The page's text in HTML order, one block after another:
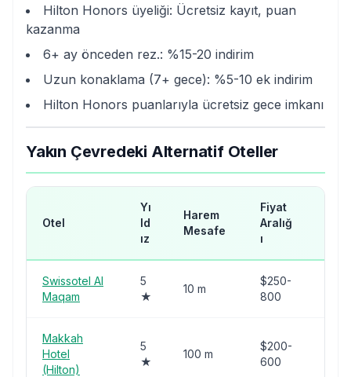
Hilton Honors üyeliği: Ücretsiz kayıt, puan
kazanma
6+ ay önceden rez.: %15-20 indirim
Uzun konaklama (7+ gece): %5-10 ek indirim
Hilton Honors puanlarıyla ücretsiz gece imkanı
Yakın Çevredeki Alternatif Oteller
Otel
Yı
ld
ız
Harem
Mesafe
Fiyat
Aralığ
ı
Swissotel Al
Maqam
5
★
10 m
$250-
800
Makkah
Hotel
(Hilton)
5
★
100 m
$200-
600